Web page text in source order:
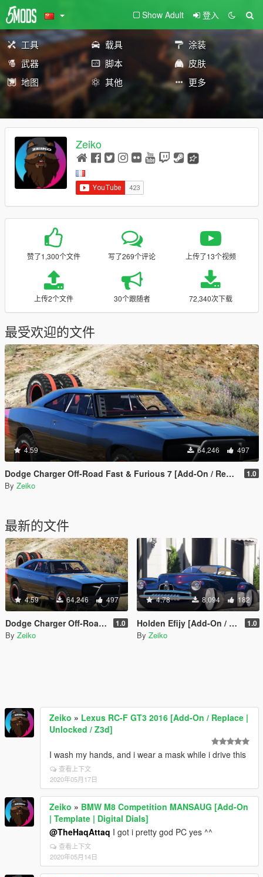
Show Adult 登入
工具 载具
涂装
武器
脚本
皮肤
地图
其他 更多
Zeiko
赞了1,300个文件 写了269个评论 上传了13个视频
上传2个文件 30个跟随者 72,340次下载
最受欢迎的文件
4.59 64,246 497
Dodge Charger Off-Road Fast & Furious 7 [Add-On / Replace] 1.0
By Zeiko
最新的文件
4.59 64,246 497
Dodge Charger Off-Road Fast & Furious 7 [Add-On / Replace] 1.0
By Zeiko
4.78 8,094 182
Holden Efijy [Add-On / Replace] 1.0
By Zeiko
Zeiko » Lexus RC-F GT3 2016 [Add-On / Replace |
Unlocked / Z3d]
I wash my hands, and i wear a mask while i drive this
查看上下文
2020年05月17日
Zeiko » BMW M8 Competition MANSAUG [Add-On
| Template | Digital Dials]
@TheHaqAttaq I got i pretty god PC yes ^^
查看上下文
2020年05月14日